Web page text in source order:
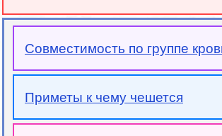
Совместимость по группе
Приметы к чему чешется